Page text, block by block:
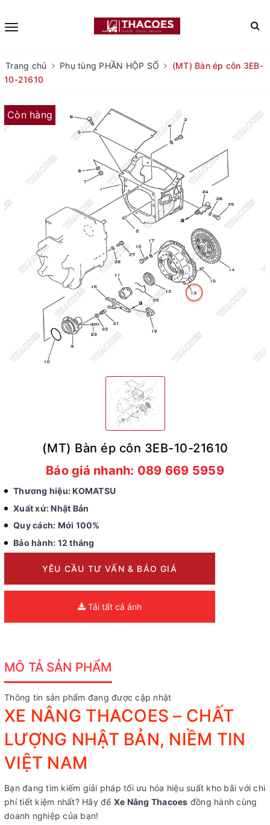
Trang chủ Phụ tùng PHẦN HỘP SỐ
(MT) Bàn ép côn 3EB-
10-21610
Còn hàng
(MT) Bàn ép côn 3EB-10-21610
Báo giá nhanh: 089 669 5959
Thương hiệu: KOMATSU
Xuất xứ: Nhật Bản
Quy cách: Mới 100%
Bảo hành: 12 tháng
YÊU CẦU TƯ VẤN & BÁO GIÁ
Tải tất cả ảnh
MÔ TẢ SẢN PHẨM
Thông tin sản phẩm đang được cập nhật
XE NÂNG THACOES – CHẤT
LƯỢNG NHẬT BẢN, NIỀM TIN
VIỆT NAM
Bạn đang tìm kiếm giải pháp tối ưu hóa hiệu suất kho bãi với chi
phí tiết kiệm nhất? Hãy để Xe Nâng Thacoes đồng hành cùng
doanh nghiệp của bạn!